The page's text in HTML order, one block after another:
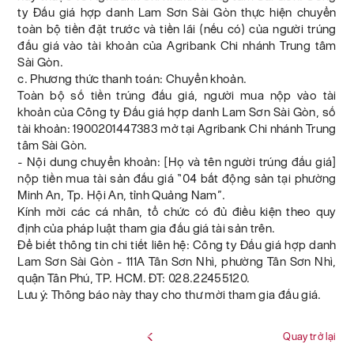
ty Đấu giá hợp danh Lam Sơn Sài Gòn thực hiện chuyển
toàn bộ tiền đặt trước và tiền lãi (nếu có) của người trúng
đấu giá vào tài khoản của Agribank Chi nhánh Trung tâm
Sài Gòn.
c. Phương thức thanh toán: Chuyển khoản.
Toàn bộ số tiền trúng đấu giá, người mua nộp vào tài
khoản của Công ty Đấu giá hợp danh Lam Sơn Sài Gòn, số
tài khoản: 1900201447383 mở tại Agribank Chi nhánh Trung
tâm Sài Gòn.
- Nội dung chuyển khoản: [Họ và tên người trúng đấu giá]
nộp tiền mua tài sản đấu giá “04 bất động sản tại phường
Minh An, Tp. Hội An, tỉnh Quảng Nam”.
Kính mời các cá nhân, tổ chức có đủ điều kiện theo quy
định của pháp luật tham gia đấu giá tài sản trên.
Để biết thông tin chi tiết liên hệ: Công ty Đấu giá hợp danh
Lam Sơn Sài Gòn - 111A Tân Sơn Nhì, phường Tân Sơn Nhì,
quận Tân Phú, TP. HCM. ĐT: 028.22455120.
Lưu ý: Thông báo này thay cho thư mời tham gia đấu giá.
Quay trở lại